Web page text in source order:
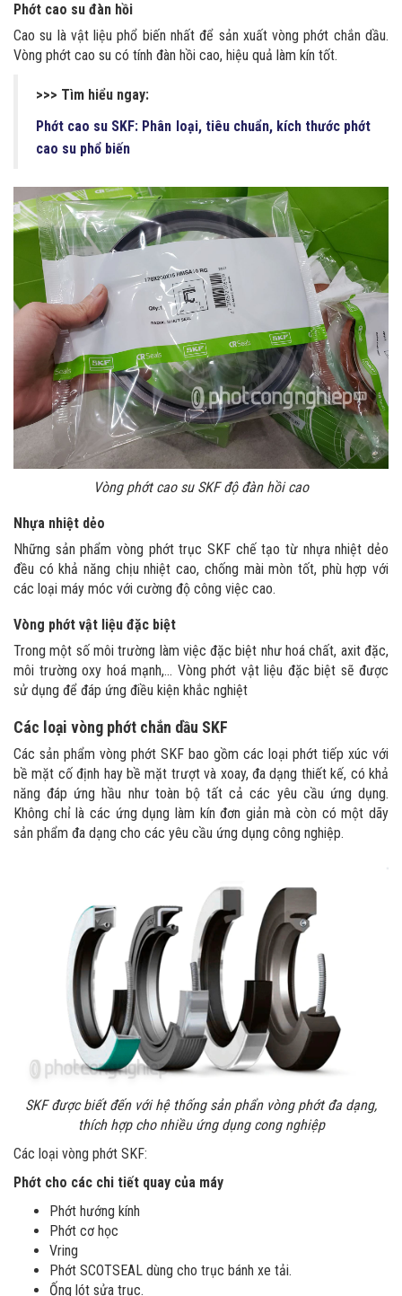
Phớt cao su đàn hồi
Cao su là vật liệu phổ biến nhất để sản xuất vòng phớt chắn dầu.
Vòng phớt cao su có tính đàn hồi cao, hiệu quả làm kín tốt.
>>> Tìm hiểu ngay:
Phớt cao su SKF: Phân loại, tiêu chuẩn, kích thước phớt
cao su phổ biến
Vòng phớt cao su SKF độ đàn hồi cao
Nhựa nhiệt dẻo
Những sản phẩm vòng phớt trục SKF chế tạo từ nhựa nhiệt dẻo
đều có khả năng chịu nhiệt cao, chống mài mòn tốt, phù hợp với
các loại máy móc với cường độ công việc cao.
Vòng phớt vật liệu đặc biệt
Trong một số môi trường làm việc đặc biệt như hoá chất, axit đặc,
môi trường oxy hoá mạnh,... Vòng phớt vật liệu đặc biệt sẽ được
sử dụng để đáp ứng điều kiện khắc nghiệt
Các loại vòng phớt chắn dầu SKF
Các sản phẩm vòng phớt SKF bao gồm các loại phớt tiếp xúc với
bề mặt cố định hay bề mặt trượt và xoay, đa dạng thiết kế, có khả
năng đáp ứng hầu như toàn bộ tất cả các yêu cầu ứng dụng.
Không chỉ là các ứng dụng làm kín đơn giản mà còn có một dãy
sản phẩm đa dạng cho các yêu cầu ứng dụng công nghiệp.
SKF được biết đến với hệ thống sản phẩn vòng phớt đa dạng,
thích hợp cho nhiều ứng dụng cong nghiệp
Các loại vòng phớt SKF:
Phớt cho các chi tiết quay của máy
Phớt hướng kính
Phớt cơ học
Vring
Phớt SCOTSEAL dùng cho trục bánh xe tải.
Ống lót sửa trục.